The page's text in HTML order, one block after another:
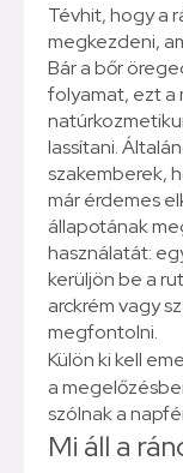
Tévhit, hogy a
megkezdeni,
Bár a bőr
folyamat, ezt a
lassítani.
szakemberek,
már érdemes
állapotának
használatát:
kerüljön be a
arckrém vagy
megfontolni.
Külön ki kell
a
szólnak a
Mi áll a